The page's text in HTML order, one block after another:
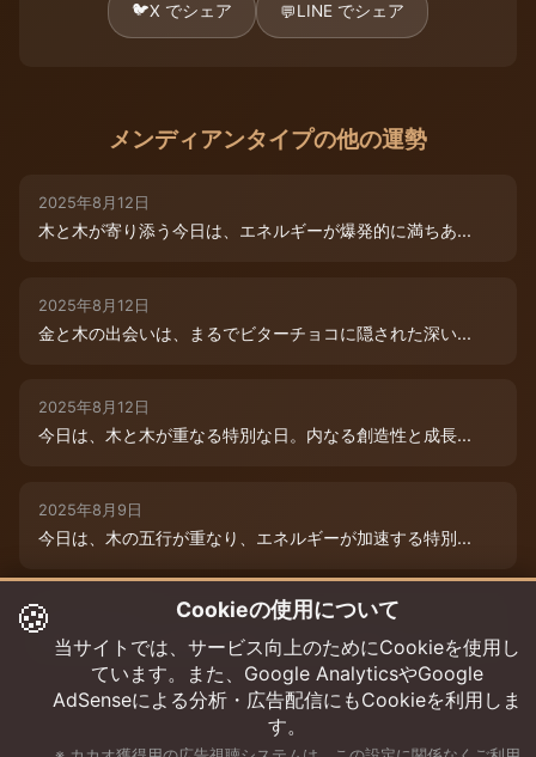
🐦X でシェア 💬LINE でシェア
メンディアンタイプの他の運勢
2025年8月12日
木と木が寄り添う今日は、エネルギーが爆発的に満ちあ...
2025年8月12日
金と木の出会いは、まるでビターチョコに隠された深い...
2025年8月12日
今日は、木と木が重なる特別な日。内なる創造性と成長...
2025年8月9日
今日は、木の五行が重なり、エネルギーが加速する特別...
2025年8月12日
本日は、金と木の微妙な相克エネルギーが流れています...
🍪 Cookieの使用について
当サイトでは、サービス向上のためにCookieを使用し
ています。また、Google AnalyticsやGoogle
AdSenseによる分析・広告配信にもCookieを利用しま
す。